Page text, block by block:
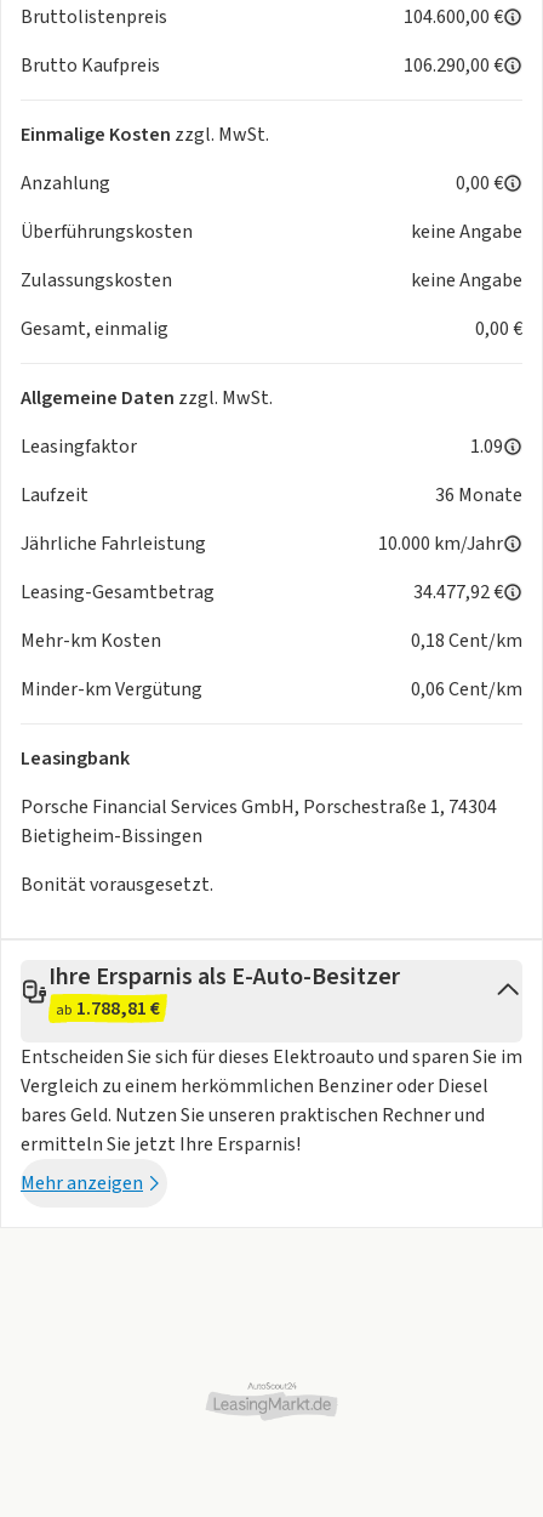
Bruttolistenpreis
104.600,00 €
Brutto Kaufpreis
106.290,00 €
Einmalige Kosten zzgl. MwSt.
Anzahlung
0,00 €
Überführungskosten
keine Angabe
Zulassungskosten
keine Angabe
Gesamt, einmalig
0,00 €
Allgemeine Daten zzgl. MwSt.
Leasingfaktor
1.09
Laufzeit
36 Monate
Jährliche Fahrleistung
10.000 km/Jahr
Leasing-Gesamtbetrag
34.477,92 €
Mehr-km Kosten
0,18 Cent/km
Minder-km Vergütung
0,06 Cent/km
Leasingbank
Porsche Financial Services GmbH, Porschestraße 1, 74304
Bietigheim-Bissingen
Bonität vorausgesetzt.
Ihre Ersparnis als E-Auto-Besitzer
ab 1.788,81 €
Entscheiden Sie sich für dieses Elektroauto und sparen Sie im
Vergleich zu einem herkömmlichen Benziner oder Diesel
bares Geld. Nutzen Sie unseren praktischen Rechner und
ermitteln Sie jetzt Ihre Ersparnis!
Mehr anzeigen